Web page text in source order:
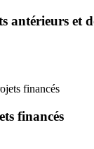
antérieurs et
financés
financés